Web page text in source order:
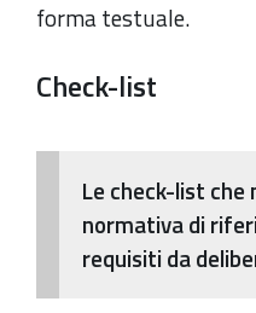
forma testuale.
Check-list
Le check-list che
normativa di
requisiti da